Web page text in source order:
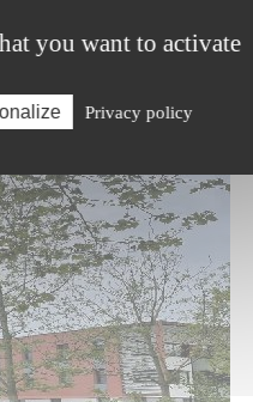
you want to activate
Privacy policy